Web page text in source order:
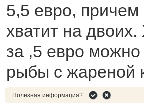
5,5 евро,
хватит на
за ,5 евро
рыбы с жареной
Полезная информация?